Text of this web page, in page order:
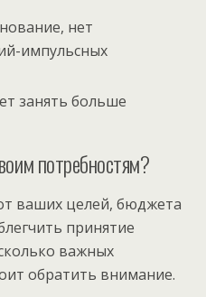
нет
импульсных
занять больше
потребностям?
ваших целей, бюджета
принятие
важных
обратить внимание.